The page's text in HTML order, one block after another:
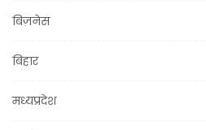
बिज़नेस
बिहार
मध्यप्रदेश